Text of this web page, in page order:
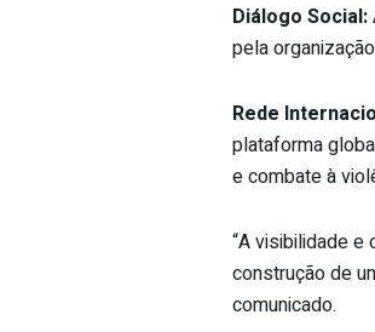
Diálogo Social:
pela
Rede
plataforma
e combate à
“A visibilidade e
construção de
comunicado.